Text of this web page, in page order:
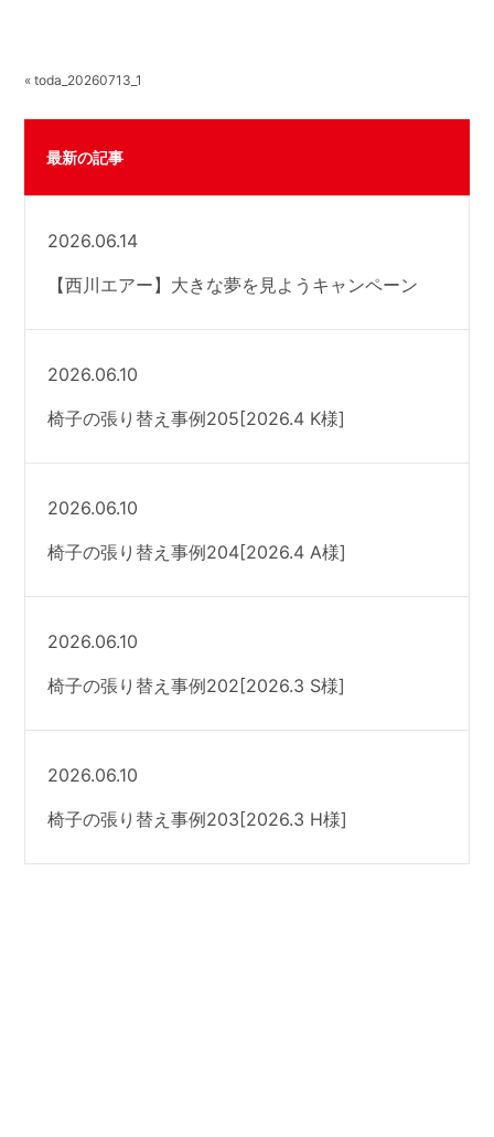
« toda_20260713_1
最新の記事
2026.06.14
【西川エアー】大きな夢を見ようキャンペーン
2026.06.10
椅子の張り替え事例205[2026.4 K様]
2026.06.10
椅子の張り替え事例204[2026.4 A様]
2026.06.10
椅子の張り替え事例202[2026.3 S様]
2026.06.10
椅子の張り替え事例203[2026.3 H様]